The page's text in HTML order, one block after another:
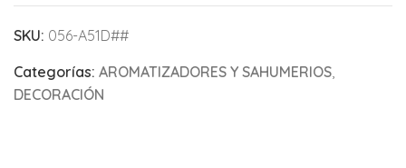
SKU: 056-A51D##
Categorías: AROMATIZADORES Y SAHUMERIOS,
DECORACIÓN